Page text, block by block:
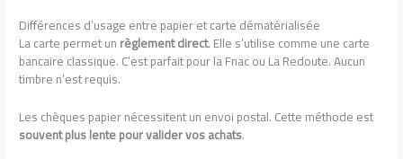
Différences d’usage entre papier et carte dématérialisée
La carte permet unrèglement direct. Elle s’utilise comme une carte
bancaire classique. C’est parfait pour la Fnac ou La Redoute. Aucun
timbre n’est requis.
Les chèques papier nécessitent un envoi postal. Cette méthode est
souvent plus lente pour valider vos achats.